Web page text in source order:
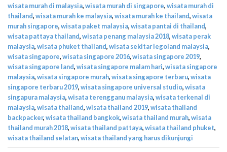
wisata murah di malaysia,wisata murah di singapore,wisata murah di
thailand,wisata murah ke malaysia,wisata murah ke thailand,wisata
murah singapore,wisata paket malaysia,wisata pantai di thailand,
wisata pattaya thailand,wisata penang malaysia 2018,wisata perak
malaysia,wisata phuket thailand,wisata sekitar legoland malaysia,
wisata singapore,wisata singapore 2016,wisata singapore 2019,
wisata singapore land,wisata singapore malam hari,wisata singapore
malaysia,wisata singapore murah,wisata singapore terbaru,wisata
singapore terbaru 2019,wisata singapore universal studio,wisata
singapura malaysia,wisata terengganu malaysia,wisata terkenal di
malaysia,wisata thailand,wisata thailand 2019,wisata thailand
backpacker,wisata thailand bangkok,wisata thailand murah,wisata
thailand murah 2018,wisata thailand pattaya,wisata thailand phuket,
wisata thailand selatan,wisata thailand yang harus dikunjungi